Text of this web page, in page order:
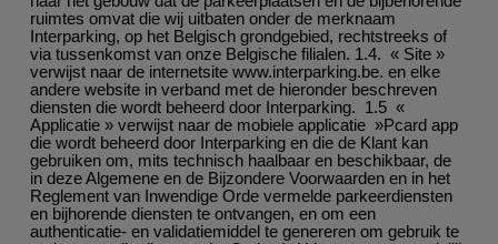
ruimtes omvat die wij uitbaten onder de merknaam
Interparking, op het Belgisch grondgebied, rechtstreeks of
via tussenkomst van onze Belgische filialen. 1.4. « Site »
verwijst naar de internetsite www.interparking.be. en elke
andere website in verband met de hieronder beschreven
diensten die wordt beheerd door Interparking. 1.5 «
Applicatie » verwijst naar de mobiele applicatie »Pcard app
die wordt beheerd door Interparking en die de Klant kan
gebruiken om, mits technisch haalbaar en beschikbaar, de
in deze Algemene en de Bijzondere Voorwaarden en in het
Reglement van Inwendige Orde vermelde parkeerdiensten
en bijhorende diensten te ontvangen, en om een
authenticatie- en validatiemiddel te genereren om gebruik te